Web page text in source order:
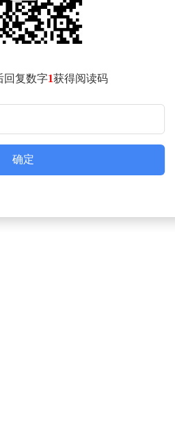
踵”，食品安全事件频发不仅
底料等组合装，试图分一杯羹
化产品、数字化运营和提升单
日益多元化的今天，品牌唯有
回复数字1获得阅读码
确定